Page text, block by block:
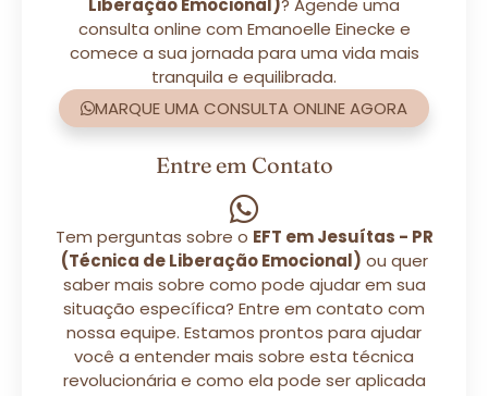
Liberação Emocional)? Agende uma
consulta online com Emanoelle Einecke e
comece a sua jornada para uma vida mais
tranquila e equilibrada.
MARQUE UMA CONSULTA ONLINE AGORA
Entre em Contato
Tem perguntas sobre o EFT em Jesuítas - PR
(Técnica de Liberação Emocional) ou quer
saber mais sobre como pode ajudar em sua
situação específica? Entre em contato com
nossa equipe. Estamos prontos para ajudar
você a entender mais sobre esta técnica
revolucionária e como ela pode ser aplicada